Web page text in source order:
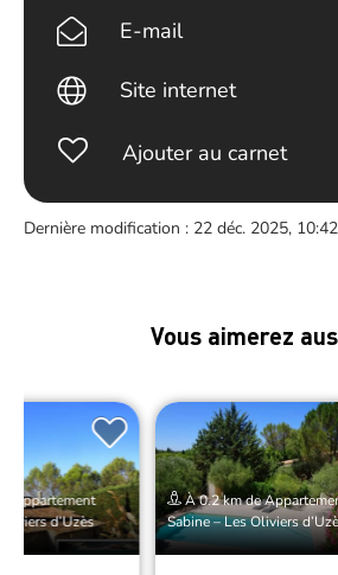
E-mail
Site internet
Ajouter au carnet
Dernière modification : 22 déc. 2025,
Vous aimerez
Appartement
d’Uzès
À 0.2 km de
Sabine – Les Oliviers